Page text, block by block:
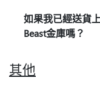
如果我已經送貨
Beast金庫嗎？
其他